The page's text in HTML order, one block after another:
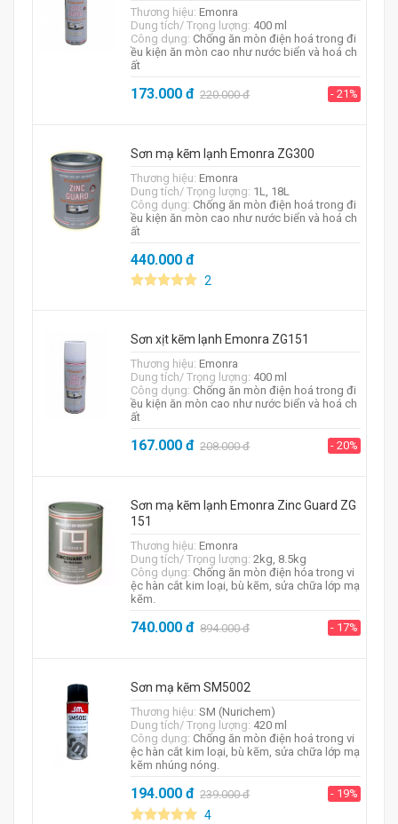
Thương hiệu:Emonra
Dung tích/ Trọng lượng: 400 ml
Công dụng: Chống ăn mòn điện hoá trong đi
ều kiện ăn mòn cao như nước biển và hoá ch
ất
173.000 đ 220.000đ - 21%
Sơn mạ kẽm lạnh Emonra ZG300
Thương hiệu:Emonra
Dung tích/ Trọng lượng: 1L, 18L
Công dụng: Chống ăn mòn điện hoá trong đi
ều kiện ăn mòn cao như nước biển và hoá ch
ất
440.000 đ
2
Sơn xịt kẽm lạnh Emonra ZG151
Thương hiệu:Emonra
Dung tích/ Trọng lượng: 400 ml
Công dụng: Chống ăn mòn điện hoá trong đi
ều kiện ăn mòn cao như nước biển và hoá ch
ất
167.000 đ 208.000đ - 20%
Sơn mạ kẽm lạnh Emonra Zinc Guard ZG
151
Thương hiệu:Emonra
Dung tích/ Trọng lượng:2kg, 8.5kg
Công dụng: Chống ăn mòn điện hóa trong vi
ệc hàn cắt kim loại, bù kẽm, sửa chữa lớp mạ
kẽm.
740.000 đ 894.000đ - 17%
Sơn mạ kẽm SM5002
Thương hiệu:SM (Nurichem)
Dung tích/ Trọng lượng: 420 ml
Công dụng: Chống ăn mòn điện hoá trong vi
ệc hàn cắt kim loại, bù kẽm, sửa chữa lớp mạ
kẽm nhúng nóng.
194.000 đ 239.000đ - 19%
4